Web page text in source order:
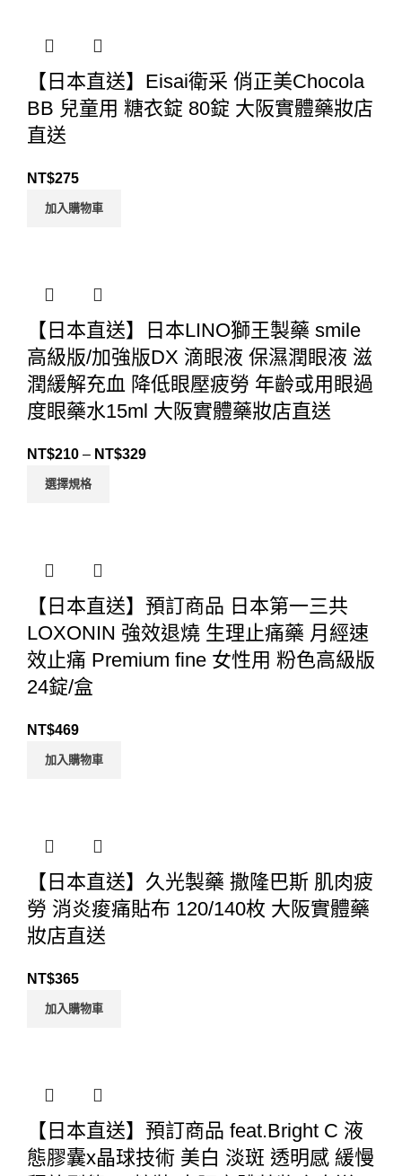
【日本直送】Eisai衛采 俏正美Chocola
BB 兒童用 糖衣錠 80錠 大阪實體藥妝店
直送
NT$275
加入購物車
【日本直送】日本LINO獅王製藥 smile
高級版/加強版DX 滴眼液 保濕潤眼液 滋
潤緩解充血 降低眼壓疲勞 年齡或用眼過
度眼藥水15ml 大阪實體藥妝店直送
NT$210 – NT$329
選擇規格
【日本直送】預訂商品 日本第一三共
LOXONIN 強效退燒 生理止痛藥 月經速
效止痛 Premium fine 女性用 粉色高級版
24錠/盒
NT$469
加入購物車
【日本直送】久光製藥 撒隆巴斯 肌肉疲
勞 消炎痠痛貼布 120/140枚 大阪實體藥
妝店直送
NT$365
加入購物車
【日本直送】預訂商品 feat.Bright C 液
態膠囊x晶球技術 美白 淡斑 透明感 緩慢